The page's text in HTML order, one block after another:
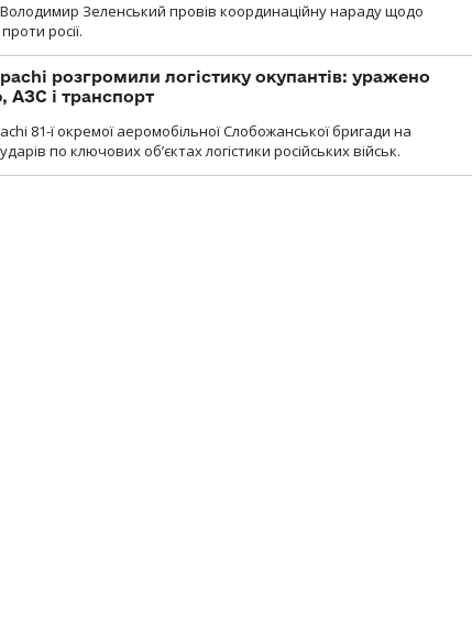
Зеленський провів координаційну нараду щодо
росії.
розгромили логістику окупантів: уражено
АЗС і транспорт
81-ї окремої аеромобільної Слобожанської бригади на
по ключових об’єктах логістики російських військ.